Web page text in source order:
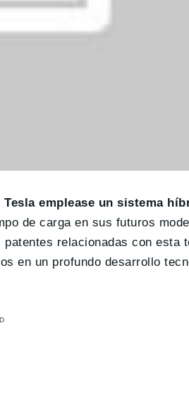
emplease un sistema
de carga en sus futuros
relacionadas con esta
en un profundo desarrollo